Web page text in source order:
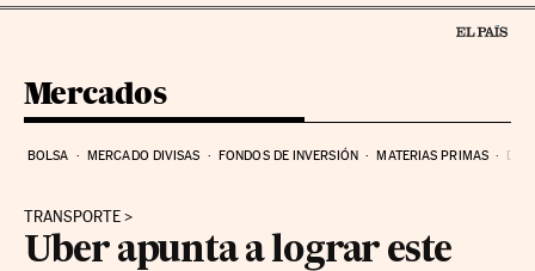
Mercados
BOLSA MERCADO DIVISAS FONDOS DE INVERSIÓN MATERIAS PRIMAS
TRANSPORTE
Uber apunta a lograr este